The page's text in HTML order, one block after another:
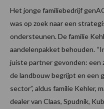
Het jonge familiebedrijf
was op zoek naar een
ondersteunen. De familie
aandelenpakket behouden.
juiste partner gevonden: een
de landbouw begrijpt en een
sector”, aldus familie Kehler,
dealer van Claas, Spudnik,